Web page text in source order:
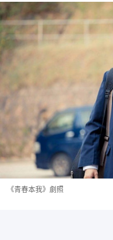
《青春本我》劇照